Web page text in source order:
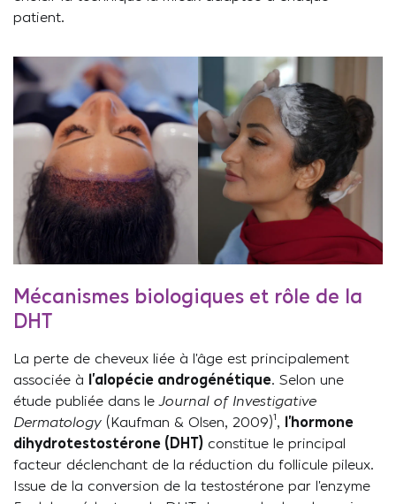
patient.
Mécanismes biologiques et rôle de la
DHT
La perte de cheveux liée à l’âge est principalement
associée à l’alopécie androgénétique. Selon une
étude publiée dans leJournal of Investigative
Dermatology (Kaufman & Olsen, 2009)¹, l’hormone
dihydrotestostérone (DHT) constitue le principal
facteur déclenchant de la réduction du follicule pileux.
Issue de la conversion de la testostérone par l’enzyme